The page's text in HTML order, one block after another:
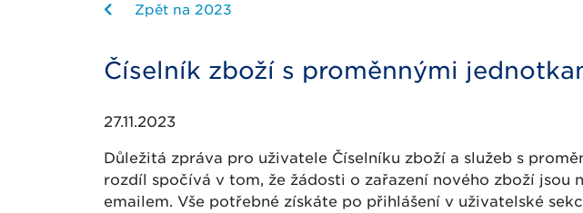
Zpět na 2023
Číselník zboží s proměnnými
27.11.2023
Důležitá zpráva pro uživatele Číselníku zboží a služeb s
rozdíl spočívá v tom, že žádosti o zařazení nového zboží
emailem. Vše potřebné získáte po přihlášení v uživatelské